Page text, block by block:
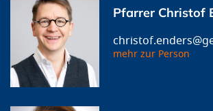
Pfarrer Christof
mehr zur Person